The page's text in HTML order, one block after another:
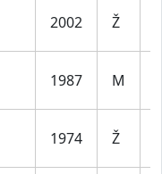
2002 Ž
1987 M
1974 Ž